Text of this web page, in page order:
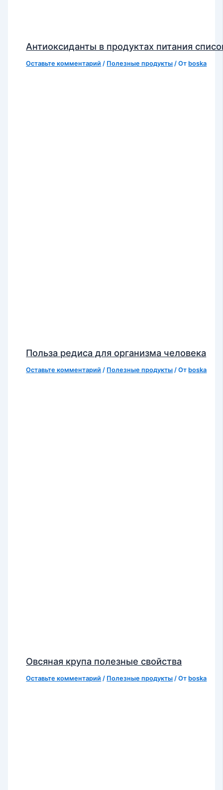
Антиоксиданты в продуктах питания
Оставьте комментарий / Полезные продукты / От boska
Польза редиса для организма человека
Оставьте комментарий / Полезные продукты / От boska
Овсяная крупа полезные свойства
Оставьте комментарий / Полезные продукты / От boska